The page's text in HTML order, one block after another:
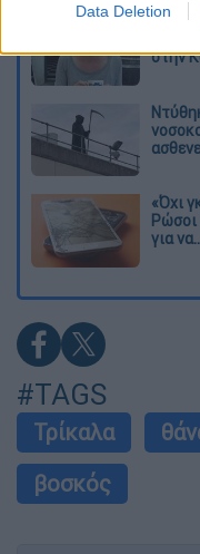
Data Deletion
Η
στην
«Όχι
για
#TAGS
Τρίκαλα
βοσκός